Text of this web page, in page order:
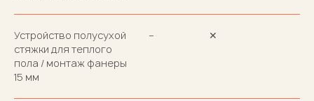
Устройство полусухой
стяжки для теплого
пола / монтаж фанеры
15 мм
– ✕